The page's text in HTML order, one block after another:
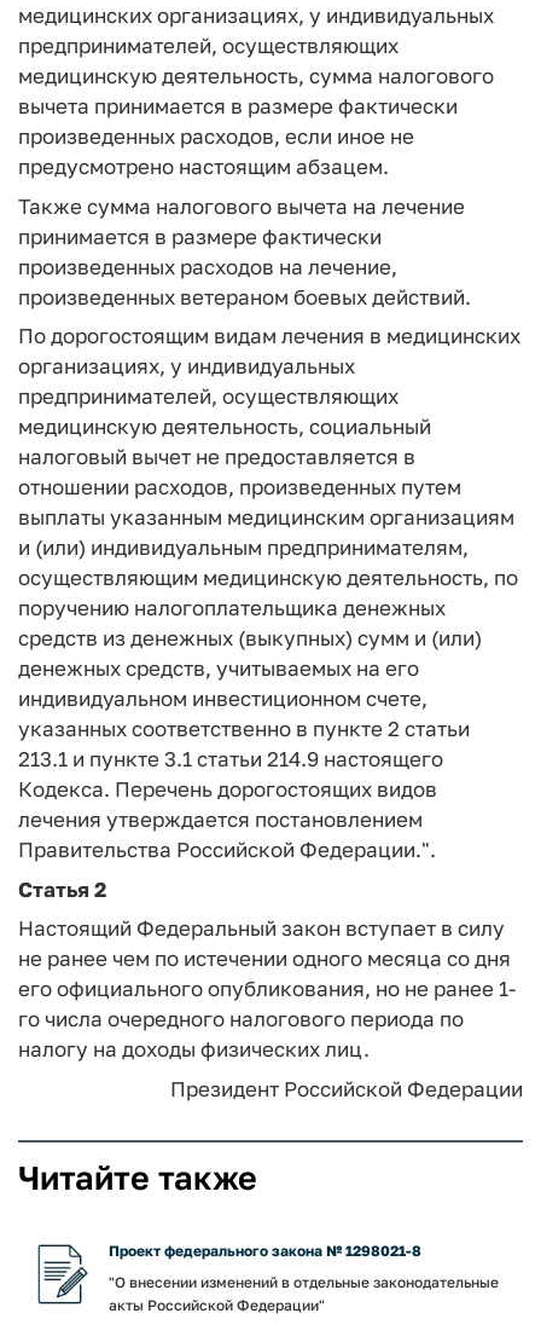
медицинских организациях, у индивидуальных
предпринимателей, осуществляющих
медицинскую деятельность, сумма налогового
вычета принимается в размере фактически
произведенных расходов, если иное не
предусмотрено настоящим абзацем.
Также сумма налогового вычета на лечение
принимается в размере фактически
произведенных расходов на лечение,
произведенных ветераном боевых действий.
По дорогостоящим видам лечения в медицинских
организациях, у индивидуальных
предпринимателей, осуществляющих
медицинскую деятельность, социальный
налоговый вычет не предоставляется в
отношении расходов, произведенных путем
выплаты указанным медицинским организациям
и (или) индивидуальным предпринимателям,
осуществляющим медицинскую деятельность, по
поручению налогоплательщика денежных
средств из денежных (выкупных) сумм и (или)
денежных средств, учитываемых на его
индивидуальном инвестиционном счете,
указанных соответственно в пункте 2 статьи
213.1 и пункте 3.1 статьи 214.9 настоящего
Кодекса. Перечень дорогостоящих видов
лечения утверждается постановлением
Правительства Российской Федерации.".
Статья 2
Настоящий Федеральный закон вступает в силу
не ранее чем по истечении одного месяца со дня
его официального опубликования, но не ранее 1-
го числа очередного налогового периода по
налогу на доходы физических лиц.
Президент Российской Федерации
Читайте также
Проект федерального закона № 1298021-8
"О внесении изменений в отдельные законодательные
акты Российской Федерации"